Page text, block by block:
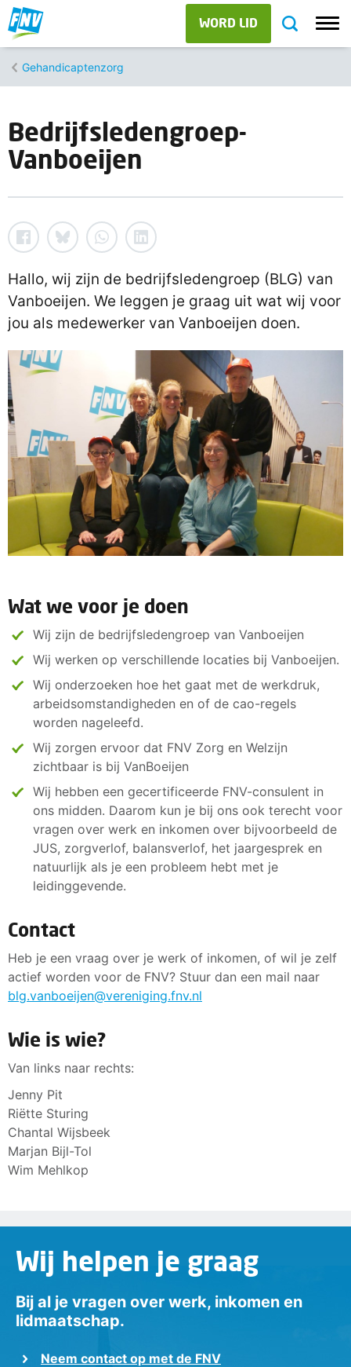
WORD LID
Gehandicaptenzorg
Bedrijfsledengroep-
Vanboeijen
Hallo, wij zijn de bedrijfsledengroep (BLG) van
Vanboeijen. We leggen je graag uit wat wij voor
jou als medewerker van Vanboeijen doen.
Wat we voor je doen
Wij zijn de bedrijfsledengroep van Vanboeijen
Wij werken op verschillende locaties bij Vanboeijen.
Wij onderzoeken hoe het gaat met de werkdruk,
arbeidsomstandigheden en of de cao-regels
worden nageleefd.
Wij zorgen ervoor dat FNV Zorg en Welzijn
zichtbaar is bij VanBoeijen
Wij hebben een gecertificeerde FNV-consulent in
ons midden. Daarom kun je bij ons ook terecht voor
vragen over werk en inkomen over bijvoorbeeld de
JUS, zorgverlof, balansverlof, het jaargesprek en
natuurlijk als je een probleem hebt met je
leidinggevende.
Contact
Heb je een vraag over je werk of inkomen, of wil je zelf
actief worden voor de FNV? Stuur dan een mail naar
blg.vanboeijen@vereniging.fnv.nl
Wie is wie?
Van links naar rechts:
Jenny Pit
Riëtte Sturing
Chantal Wijsbeek
Marjan Bijl-Tol
Wim Mehlkop
Wij helpen je graag
Bij al je vragen over werk, inkomen en
lidmaatschap.
Neem contact op met de FNV